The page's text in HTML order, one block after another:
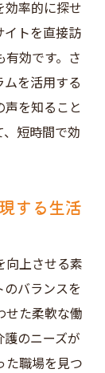
効率的に探せ
イトを直接訪
有効です。さ
ムを活用する
声を知ること
短時間で効
する生活
向上させる素
のバランスを
せた柔軟な働
護のニーズが
た職場を見つ